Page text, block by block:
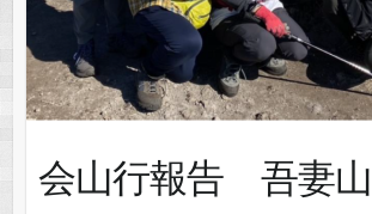
会山行報告 吾妻